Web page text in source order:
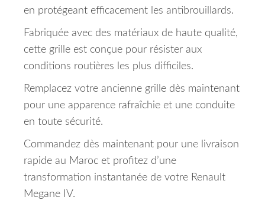
en protégeant efficacement les antibrouillards.
Fabriquée avec des matériaux de haute qualité,
cette grille est conçue pour résister aux
conditions routières les plus difficiles.
Remplacez votre ancienne grille dès maintenant
pour une apparence rafraîchie et une conduite
en toute sécurité.
Commandez dès maintenant pour une livraison
rapide au Maroc et profitez d’une
transformation instantanée de votre Renault
Megane IV.